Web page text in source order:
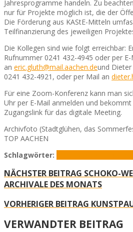
Jahresprogramme handeln. Zu
nur für Projekte möglich ist, die der
Die Förderung aus KAStE-Mitteln
Teilfinanzierung des jeweiligen
Die Kollegen sind wie folgt erreichbar:
Rufnummer 0241 432-4945 oder per E-
an eric.gluth@mail.aachen.deund
0241 432-4921, oder per Mail an
Für eine Zoom-Konferenz kann man
Uhr per E-Mail anmelden und
Zugangslink für das digitale Meeting.
Archivfoto (Stadtglühen, das
TOP AACHEN
Schlagwörter:
NÄCHSTER BEITRAG SCHOKO-
ARCHIVALE DES MONATS
VORHERIGER BEITRAG
VERWANDTER BEITRAG